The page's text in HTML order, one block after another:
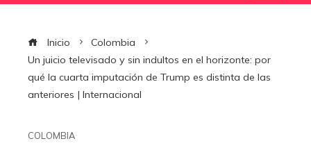
Inicio
Colombia
Un juicio televisado y sin indultos en el horizonte: por
qué la cuarta imputación de Trump es distinta de las
anteriores | Internacional
COLOMBIA